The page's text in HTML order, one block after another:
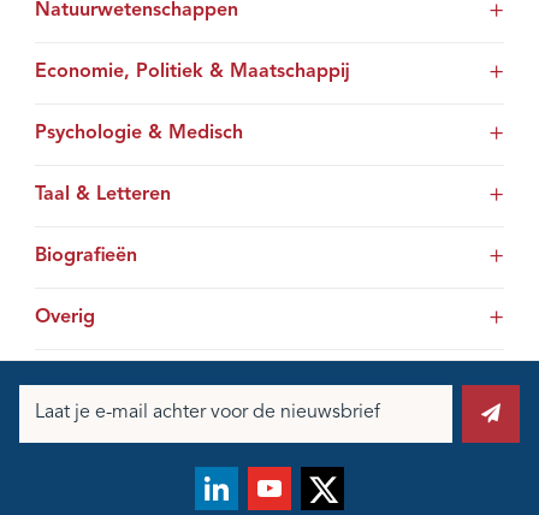
Natuurwetenschappen
Economie, Politiek & Maatschappij
Psychologie & Medisch
Taal & Letteren
Biografieën
Overig
mailadres